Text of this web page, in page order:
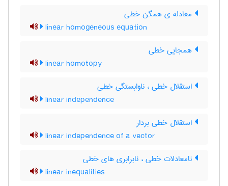
معادله ی همگن خطی
linear homogeneous equation
همجایی خطی
linear homotopy
استقلال خطی ، ناوابستگی خطی
linear independence
استقلال خطی بردار
linear independence of a vector
نامعادلات خطی ، نابرابری های خطی
linear inequalities